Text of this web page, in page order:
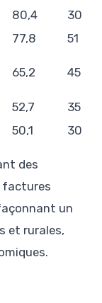
80,4
30
77,8
51
65,2 45
52,7
35
50,1 30
des
factures
un
et rurales,